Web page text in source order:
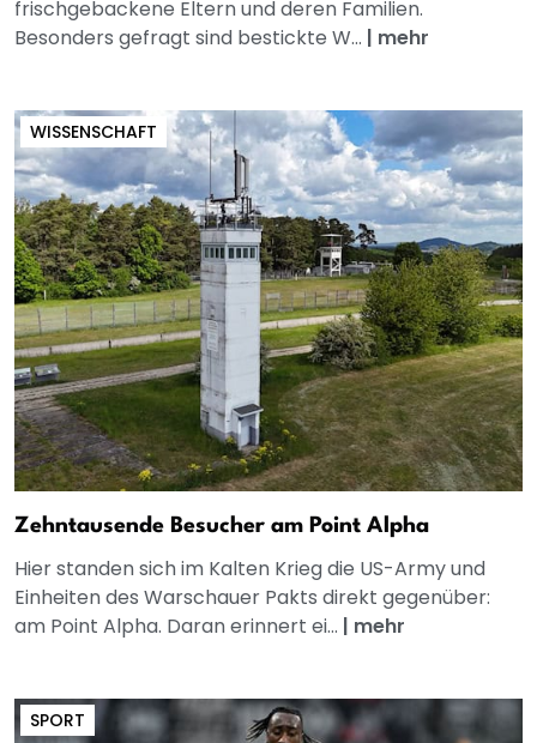
frischgebackene Eltern und deren Familien.
Besonders gefragt sind bestickte W... | mehr
WISSENSCHAFT
Zehntausende Besucher am Point Alpha
Hier standen sich im Kalten Krieg die US-Army und
Einheiten des Warschauer Pakts direkt gegenüber:
am Point Alpha. Daran erinnert ei... | mehr
SPORT